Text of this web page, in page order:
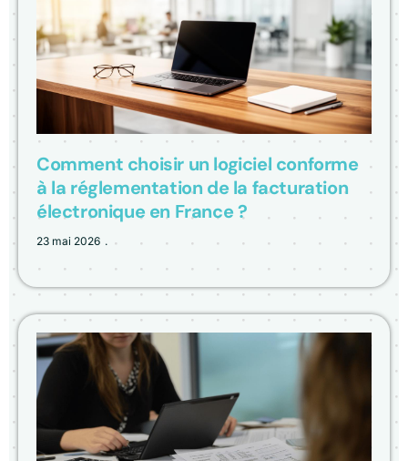
Comment choisir un logiciel conforme
à la réglementation de la facturation
électronique en France ?
23 mai 2026